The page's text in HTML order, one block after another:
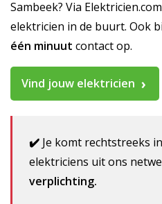
Sambeek? Via
elektricien in de buurt. Ook
één minuut contact op.
Vind jouw elektricien
✔️ Je komt rechtstreeks
elektriciens uit ons
verplichting.